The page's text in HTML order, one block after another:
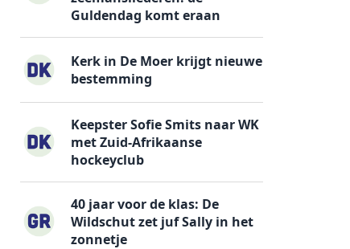
Guldendag komt eraan
Kerk in De Moer krijgt nieuwe
bestemming
Keepster Sofie Smits naar WK
met Zuid-Afrikaanse
hockeyclub
40 jaar voor de klas: De
Wildschut zet juf Sally in het
zonnetje